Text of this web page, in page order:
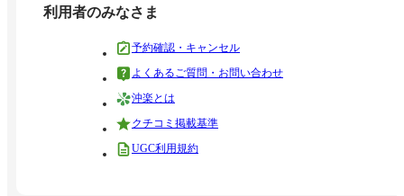
利用者のみなさま
予約確認・キャンセル
よくあるご質問・お問い合わせ
沖楽とは
クチコミ掲載基準
UGC利用規約